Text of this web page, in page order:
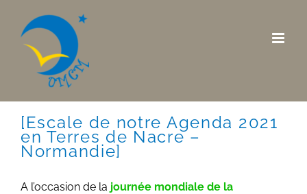
content
[Escale de notre Agenda 2021
en Terres de Nacre –
Normandie]
A l’occasion de la journée mondiale de la